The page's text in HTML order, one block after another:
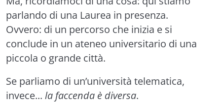
parlando di una Laurea in presenza.
Ovvero: di un percorso che inizia e si
conclude in un ateneo universitario di una
piccola o grande città.
Se parliamo di un’università telematica,
invece... la faccenda è diversa.